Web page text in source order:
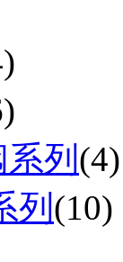
)
)
列 (4)
列 (10)